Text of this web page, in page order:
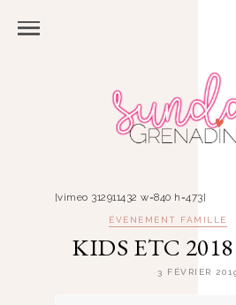
[vimeo 312911432 w=840 h=473]
ÉVÈNEMENT FAMILLE
KIDS ETC
3 FÉVRIER